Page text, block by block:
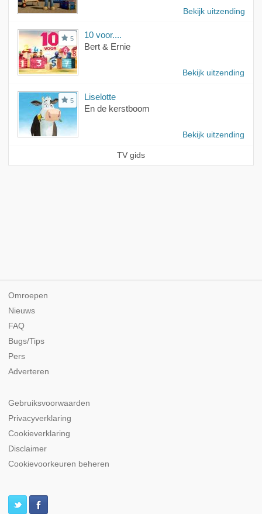
Bekijk uitzending
5
10 voor....
Bert & Ernie
Bekijk uitzending
5
Liselotte
En de kerstboom
Bekijk uitzending
TV gids
Omroepen
Nieuws
FAQ
Bugs/Tips
Pers
Adverteren
Gebruiksvoorwaarden
Privacyverklaring
Cookieverklaring
Disclaimer
Cookievoorkeuren beheren